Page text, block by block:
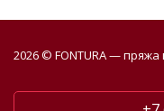
2026 © FONTURA —